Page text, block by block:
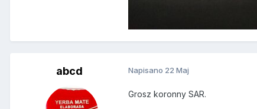
abcd Napisano 22 Maj
Grosz koronny SAR.